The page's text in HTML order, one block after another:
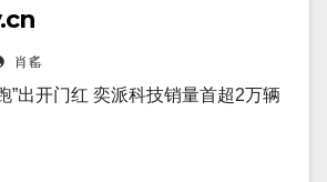
肖䍃
”出开门红 奕派科技销量首超2万辆